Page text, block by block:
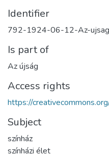
Identifier
792-1924-06-12-Az-
Is part of
Az újság
Access rights
https://
Subject
színház
színházi élet